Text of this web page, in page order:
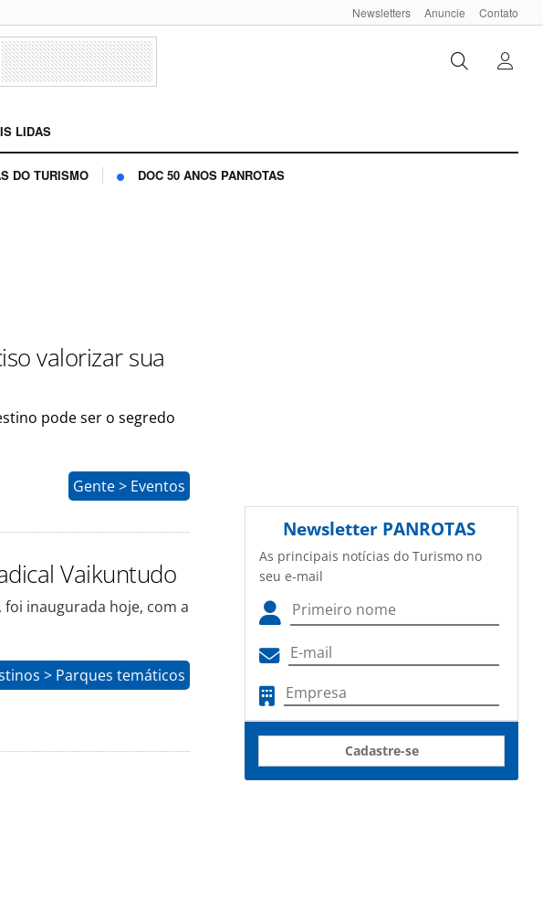
Newsletters Anuncie Contato
LIDAS
DO TURISMO DOC 50 ANOS PANROTAS
valorizar sua
pode ser o segredo
Gente > Eventos
Vaikuntudo
foi inaugurada hoje, com a
> Parques temáticos
Newsletter PANROTAS
As principais notícias do Turismo no
seu e-mail
Cadastre-se